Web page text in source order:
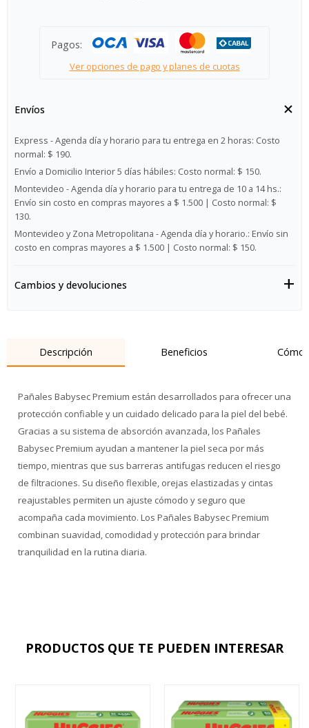
Pagos:
Ver opciones de pago y planes de cuotas
Envíos
Express - Agenda día y horario para tu entrega en 2 horas: Costo
normal: $ 190.
Envío a Domicilio Interior 5 días hábiles: Costo normal: $ 150.
Montevideo - Agenda día y horario para tu entrega de 10 a 14 hs.:
Envío sin costo en compras mayores a $ 1.500 | Costo normal: $
130.
Montevideo y Zona Metropolitana - Agenda día y horario.: Envío sin
costo en compras mayores a $ 1.500 | Costo normal: $ 150.
Cambios y devoluciones
Descripción Beneficios Cómo
Pañales Babysec Premium están desarrollados para ofrecer una
protección confiable y un cuidado delicado para la piel del bebé.
Gracias a su sistema de absorción avanzada, los Pañales
Babysec Premium ayudan a mantener la piel seca por más
tiempo, mientras que sus barreras antifugas reducen el riesgo
de filtraciones. Su diseño flexible, orejas elastizadas y cintas
reajustables permiten un ajuste cómodo y seguro que
acompaña cada movimiento. Los Pañales Babysec Premium
combinan suavidad, comodidad y protección para brindar
tranquilidad en la rutina diaria.
PRODUCTOS QUE TE PUEDEN INTERESAR